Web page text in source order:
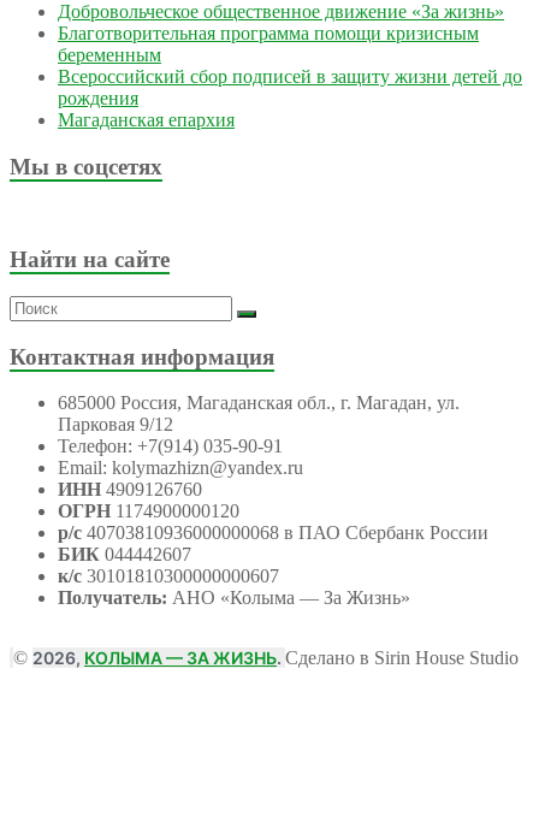
Добровольческое общественное движение «За жизнь»
Благотворительная программа помощи кризисным
беременным
Всероссийский сбор подписей в защиту жизни детей до
рождения
Магаданская епархия
Мы в соцсетях
Найти на сайте
Контактная информация
685000 Россия, Магаданская обл., г. Магадан, ул.
Парковая 9/12
Телефон: +7(914) 035-90-91
Email: kolymazhizn@yandex.ru
ИНН 4909126760
ОГРН 1174900000120
р/с 40703810936000000068 в ПАО Сбербанк России
БИК 044442607
к/с 30101810300000000607
Получатель: АНО «Колыма — За Жизнь»
© 2026, КОЛЫМА — ЗА ЖИЗНЬ. Сделано в Sirin House Studio